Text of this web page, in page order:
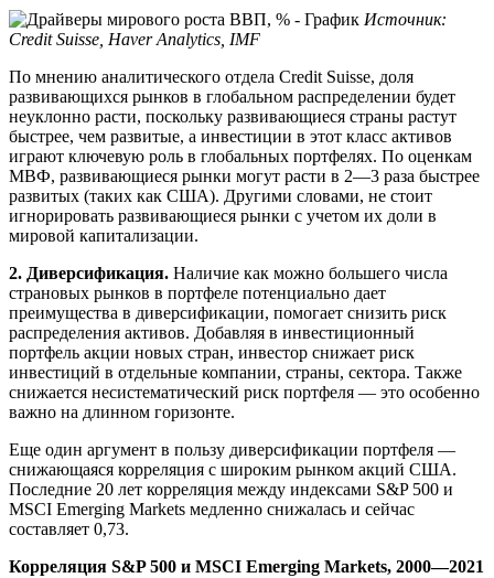
Источник:
Credit Suisse, Haver Analytics, IMF
По мнению аналитического отдела Credit Suisse, доля
развивающихся рынков в глобальном распределении будет
неуклонно расти, поскольку развивающиеся страны растут
быстрее, чем развитые, а инвестиции в этот класс активов
играют ключевую роль в глобальных портфелях. По оценкам
МВФ, развивающиеся рынки могут расти в 2—3 раза быстрее
развитых (таких как США). Другими словами, не стоит
игнорировать развивающиеся рынки с учетом их доли в
мировой капитализации.
2. Диверсификация. Наличие как можно большего числа
страновых рынков в портфеле потенциально дает
преимущества в диверсификации, помогает снизить риск
распределения активов. Добавляя в инвестиционный
портфель акции новых стран, инвестор снижает риск
инвестиций в отдельные компании, страны, сектора. Также
снижается несистематический риск портфеля — это особенно
важно на длинном горизонте.
Еще один аргумент в пользу диверсификации портфеля —
снижающаяся корреляция с широким рынком акций США.
Последние 20 лет корреляция между индексами S&P 500 и
MSCI Emerging Markets медленно снижалась и сейчас
составляет 0,73.
Корреляция S&P 500 и MSCI Emerging Markets, 2000—2021